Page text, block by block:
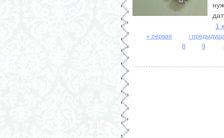
1
Страницы
« первая
‹
8
9